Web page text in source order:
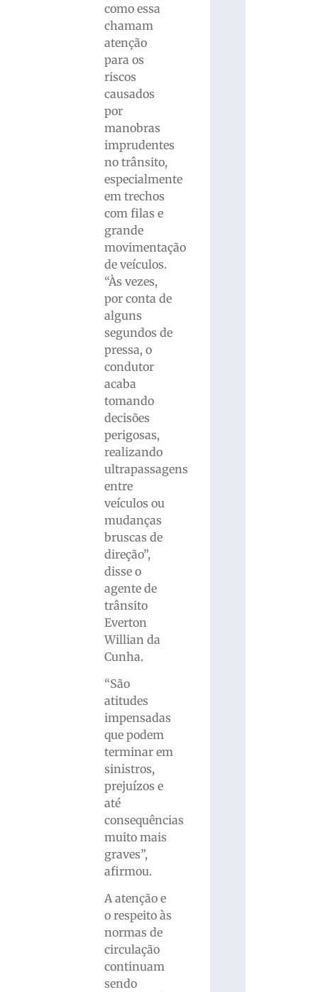
como essa
chamam
atenção
para os
riscos
causados
por
manobras
imprudentes
no trânsito,
especialmente
em trechos
com filas e
grande
movimentação
de veículos.
“Às vezes,
por conta de
alguns
segundos de
pressa, o
condutor
acaba
tomando
decisões
perigosas,
realizando
ultrapassagens
entre
veículos ou
mudanças
bruscas de
direção”,
disse o
agente de
trânsito
Everton
Willian da
Cunha.
“São
atitudes
impensadas
que podem
terminar em
sinistros,
prejuízos e
até
consequências
muito mais
graves”,
afirmou.
A atenção e
o respeito às
normas de
circulação
continuam
sendo